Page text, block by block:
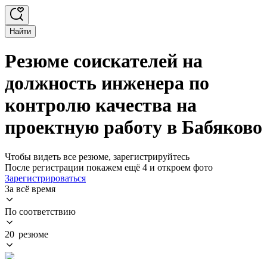
Найти
Резюме соискателей на
должность инженера по
контролю качества на
проектную работу в Бабяково
Чтобы видеть все резюме, зарегистрируйтесь
После регистрации покажем ещё 4 и откроем фото
Зарегистрироваться
За всё время
По соответствию
20 резюме